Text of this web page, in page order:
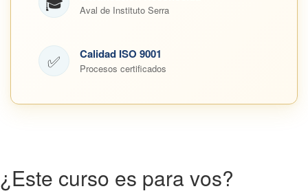
Aval de Instituto Serra
✅ Calidad ISO 9001
Procesos certificados
¿Este curso es para vos?